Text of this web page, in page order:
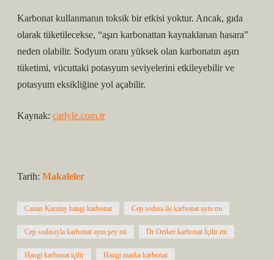
Karbonat kullanmanın toksik bir etkisi yoktur. Ancak, gıda
olarak tüketilecekse, “aşırı karbonattan kaynaklanan hasara”
neden olabilir. Sodyum oranı yüksek olan karbonatın aşırı
tüketimi, vücuttaki potasyum seviyelerini etkileyebilir ve
potasyum eksikliğine yol açabilir.
Kaynak: carlyle.com.tr
Tarih: Makaleler
Canan Karatay hangi karbonat Cep sodası ile karbonat aynı mı
Cep sodasıyla karbonat aynı şey mi Dr Oetker karbonat İçilir mi
Hangi karbonat içilir Hangi marka karbonat